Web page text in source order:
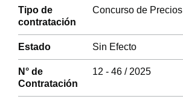
Tipo de
contratación
Concurso de Precios
Estado Sin Efecto
N° de
Contratación
12 - 46 / 2025